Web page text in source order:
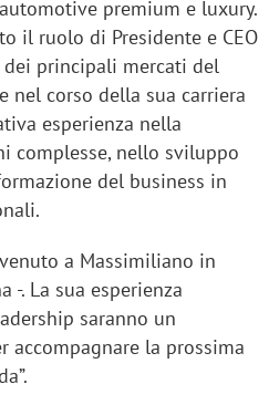
premium e luxury.
il ruolo di Presidente e CEO
dei principali mercati del
nel corso della sua carriera
esperienza nella
complesse, nello sviluppo
del business in
a Massimiliano in
-. La sua esperienza
saranno un
la prossima